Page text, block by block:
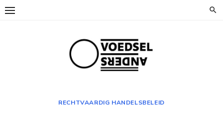
Ga
naar
RECHTVAARDIG HANDELSBELEID